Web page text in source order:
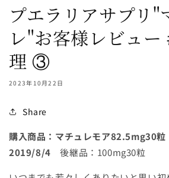
プエラリアサプリ"
レ"お客様レビュー
理 ③
2023年10月22日
Share
購入商品：マチュレモア82.5mg30粒
2019/8/4
後継品： 100mg30粒